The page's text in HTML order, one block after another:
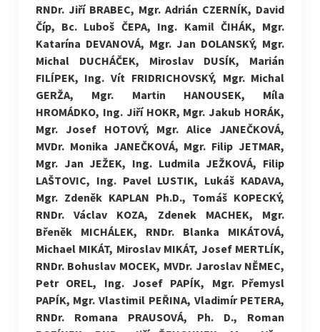
RNDr. Jiří BRABEC, Mgr. Adrián CZERNÍK, David
Číp, Bc. Luboš ČEPA, Ing. Kamil ČIHÁK, Mgr.
Katarína DEVANOVÁ, Mgr. Jan DOLANSKÝ, Mgr.
Michal DUCHÁČEK, Miroslav DUSÍK, Marián
FILÍPEK, Ing. Vít FRIDRICHOVSKÝ, Mgr. Michal
GERŽA, Mgr. Martin HANOUSEK, Míla
HROMÁDKO, Ing. Jiří HOKR, Mgr. Jakub HORÁK,
Mgr. Josef HOTOVÝ, Mgr. Alice JANEČKOVÁ,
MVDr. Monika JANEČKOVÁ, Mgr. Filip JETMAR,
Mgr. Jan JEŽEK, Ing. Ludmila JEŽKOVÁ, Filip
LAŠTOVIC, Ing. Pavel LUSTIK, Lukáš KADAVA,
Mgr. Zdeněk KAPLAN Ph.D., Tomáš KOPECKÝ,
RNDr. Václav KOZA, Zdenek MACHEK, Mgr.
Břeněk MICHÁLEK, RNDr. Blanka MIKÁTOVÁ,
Michael MIKÁT, Miroslav MIKÁT, Josef MERTLÍK,
RNDr. Bohuslav MOCEK, MVDr. Jaroslav NĚMEC,
Petr OREL, Ing. Josef PAPÍK, Mgr. Přemysl
PAPÍK, Mgr. Vlastimil PEŘINA, Vladimír PETERA,
RNDr. Romana PRAUSOVÁ, Ph. D., Roman